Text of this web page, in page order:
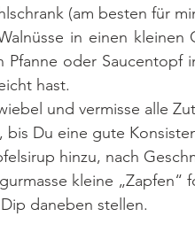
(am besten für
in einen kleinen
oder Saucentopf
hast.
und vermisse alle
Du eine gute
hinzu, nach
kleine „Zapfen“
daneben stellen.